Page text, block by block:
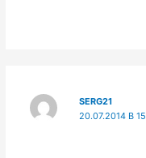
SERG21
20.07.2014 В